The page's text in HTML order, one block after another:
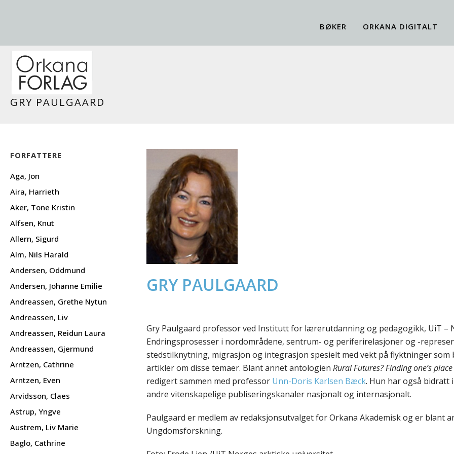
BØKER ORKANA DIGITALT
GRY PAULGAARD
GRY PAULGAARD
Gry Paulgaard professor ved Institutt for lærerutdanning og pedagogikk, UiT –
Endringsprosesser i nordområdene, sentrum- og periferirelasjoner og -
stedstilknytning, migrasjon og integrasjon spesielt med vekt på flyktninger
artikler om disse temaer. Blant annet antologien Rural Futures? Finding one’s
redigert sammen med professor Unn-Doris Karlsen Bæck. Hun har også bidratt
andre vitenskapelige publiseringskanaler nasjonalt og internasjonalt.
Paulgaard er medlem av redaksjonsutvalget for Orkana Akademisk og er blant
Ungdomsforskning.
FORFATTERE
Aga, Jon
Aira, Harrieth
Aker, Tone Kristin
Alfsen, Knut
Allern, Sigurd
Alm, Nils Harald
Andersen, Oddmund
Andersen, Johanne Emilie
Andreassen, Grethe Nytun
Andreassen, Liv
Andreassen, Reidun Laura
Andreassen, Gjermund
Arntzen, Cathrine
Arntzen, Even
Arvidsson, Claes
Astrup, Yngve
Austrem, Liv Marie
Baglo, Cathrine